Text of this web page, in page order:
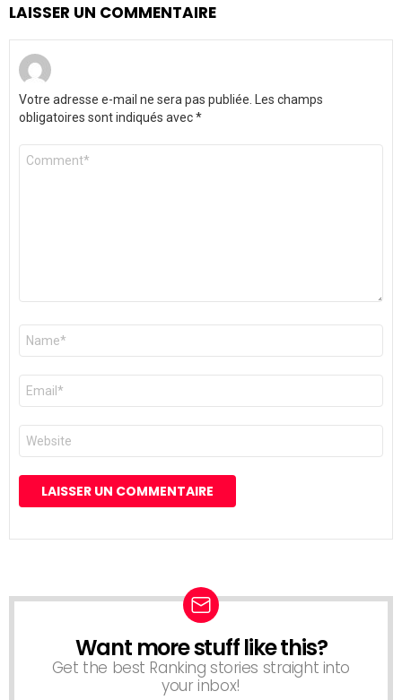
LAISSER UN COMMENTAIRE
Votre adresse e-mail ne sera pas publiée. Les champs
obligatoires sont indiqués avec*
Commentaire
Nom
E-
mail
*
Site
web
NEWSLETTER
Want more stuff like this?
Get the best Ranking stories straight into
your inbox!